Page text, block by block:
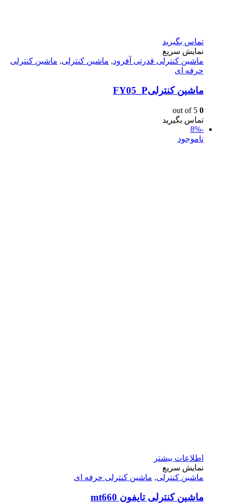
تماس بگیرید
نمایش سریع
ماشين كنترلى قدرتى آفرود, ماشین کنترلی, ماشین کنترلی
حرفه ای
ماشین کنترلیFY05_P
0
تماس بگیرید
-8%
ناموجود
اطلاعات بیشتر
نمایش سریع
ماشین کنترلی, ماشین کنترلی حرفه ای
ماشین کنترلی تایفون mt660